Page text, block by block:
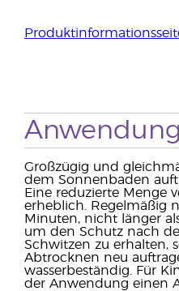
Großzügig und
dem Sonnenbaden
Eine reduzierte Menge
erheblich. Regelmäßig
Minuten, nicht länger
um den Schutz nach
Schwitzen zu erhalten,
Abtrocknen neu
wasserbeständig. Für
der Anwendung einen